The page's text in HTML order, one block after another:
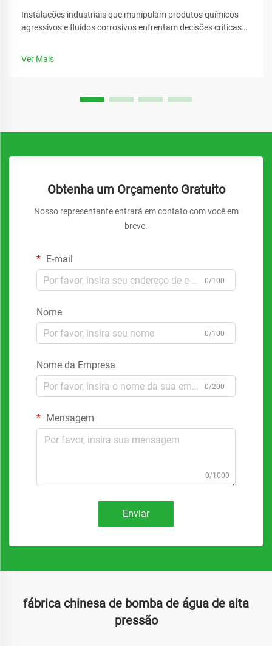
Instalações industriais que manipulam produtos químicos
agressivos e fluidos corrosivos enfrentam decisões críticas
Ver Mais
Obtenha um Orçamento Gratuito
Nosso representante entrará em contato com você em
breve.
E-mail
0/100
Nome
0/100
Nome da Empresa
0/200
Mensagem
0/1000
Enviar
fábrica chinesa de bomba de água de alta
pressão